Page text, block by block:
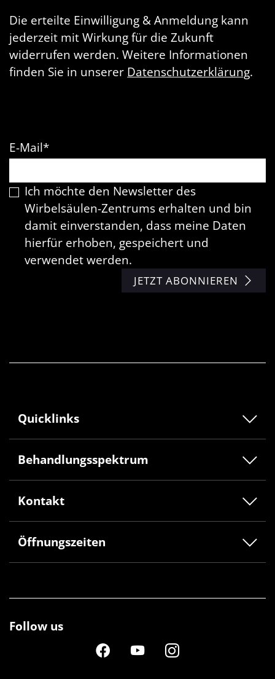
Die erteilte Einwilligung & Anmeldung kann
jederzeit mit Wirkung für die Zukunft
widerrufen werden. Weitere Informationen
finden Sie in unserer Datenschutzerklärung.
E-Mail*
Ich möchte den Newsletter des
Wirbelsäulen-Zentrums erhalten und bin
damit einverstanden, dass meine Daten
hierfür erhoben, gespeichert und
verwendet werden.
JETZT ABONNIEREN
Quicklinks
Behandlungsspektrum
Kontakt
Öffnungszeiten
Follow us